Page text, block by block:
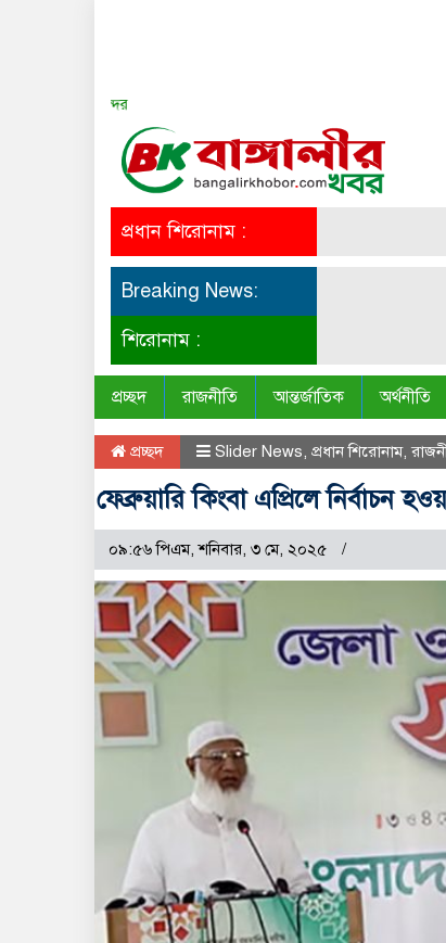
প্রধান শিরোনাম :
Breaking News:
শিরোনাম :
প্রচ্ছদ রাজনীতি আন্তর্জাতিক অর্থনীতি
প্রচ্ছদ Slider News, প্রধান শিরোনাম,
ফেব্রুয়ারি কিংবা এপ্রিলে নির্বাচন
০৯:৫৬ পিএম, শনিবার, ৩ মে, ২০২৫